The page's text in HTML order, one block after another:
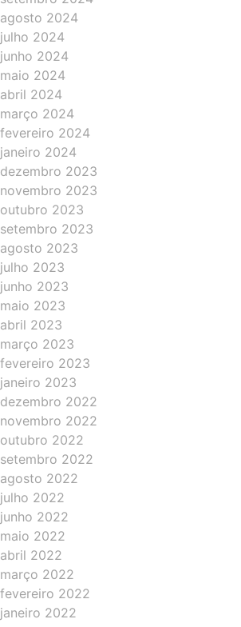
agosto 2024
julho 2024
junho 2024
maio 2024
abril 2024
março 2024
fevereiro 2024
janeiro 2024
dezembro 2023
novembro 2023
outubro 2023
setembro 2023
agosto 2023
julho 2023
junho 2023
maio 2023
abril 2023
março 2023
fevereiro 2023
janeiro 2023
dezembro 2022
novembro 2022
outubro 2022
setembro 2022
agosto 2022
julho 2022
junho 2022
maio 2022
abril 2022
março 2022
fevereiro 2022
janeiro 2022